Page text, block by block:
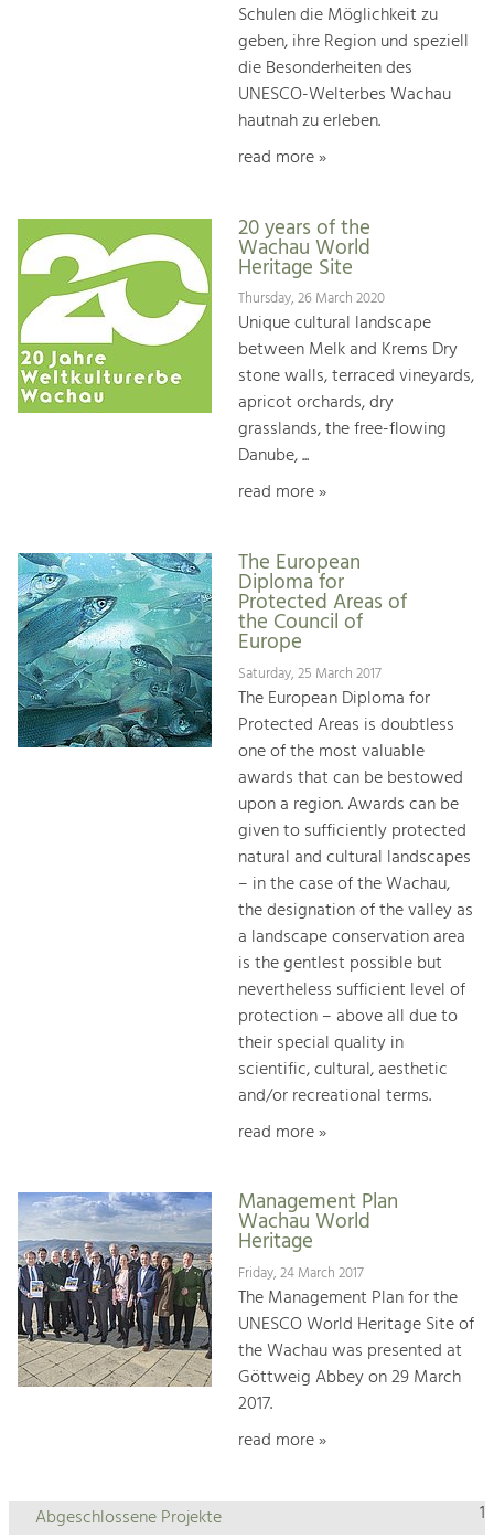
Schulen die Möglichkeit zu
geben, ihre Region und speziell
die Besonderheiten des
UNESCO-Welterbes Wachau
hautnah zu erleben.
read more »
20 years of the
Wachau World
Heritage Site
Thursday, 26 March 2020
Unique cultural landscape
between Melk and Krems Dry
stone walls, terraced vineyards,
apricot orchards, dry
grasslands, the free-flowing
Danube, ...
read more »
The European
Diploma for
Protected Areas of
the Council of
Europe
Saturday, 25 March 2017
The European Diploma for
Protected Areas is doubtless
one of the most valuable
awards that can be bestowed
upon a region. Awards can be
given to sufficiently protected
natural and cultural landscapes
– in the case of the Wachau,
the designation of the valley as
a landscape conservation area
is the gentlest possible but
nevertheless sufficient level of
protection – above all due to
their special quality in
scientific, cultural, aesthetic
and/or recreational terms.
read more »
Management Plan
Wachau World
Heritage
Friday, 24 March 2017
The Management Plan for the
UNESCO World Heritage Site of
the Wachau was presented at
Göttweig Abbey on 29 March
2017.
read more »
1
Abgeschlossene Projekte